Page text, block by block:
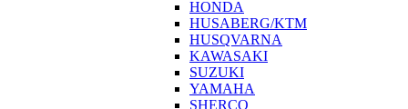
HONDA
HUSABERG/KTM
HUSQVARNA
KAWASAKI
SUZUKI
YAMAHA
SHERCO